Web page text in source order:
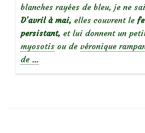
blanches rayées de bleu, je ne
D’avril à mai, elles couvrent le
persistant, et lui donnent un
myosotis ou de véronique
de à
Eyes’
…